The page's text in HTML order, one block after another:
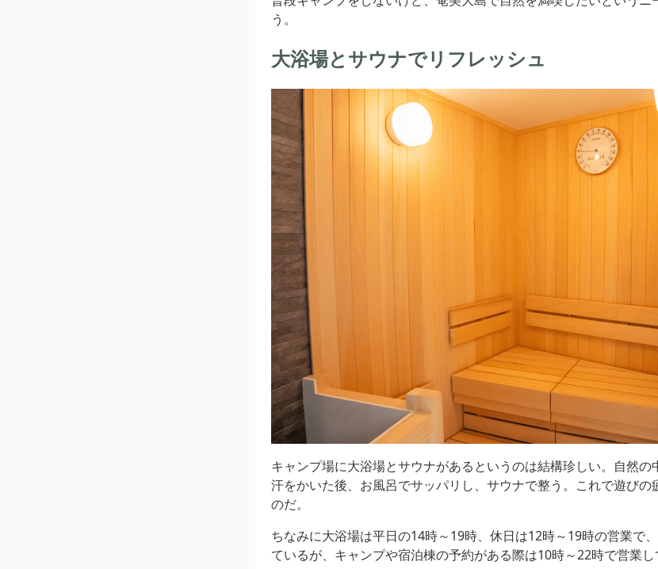
う。
大浴場とサウナでリフレッシュ
キャンプ場に大浴場とサウナがあるというのは結構珍しい。自然
汗をかいた後、お風呂でサッパリし、サウナで整う。これで遊びの
のだ。
ちなみに大浴場は平日の14時～19時、休日は12時～19時の営業で
ているが、キャンプや宿泊棟の予約がある際は10時～22時で営業し